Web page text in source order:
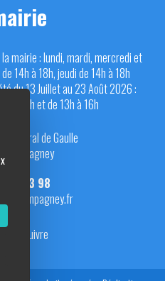
mairie : lundi, mardi, mercredi et
14h à 18h, jeudi de 14h à 18h
du 13 Juillet au 23 Août 2026 :
à 12h et de 13h à 16h
Général de Gaulle
23 13 98
Nous suivre